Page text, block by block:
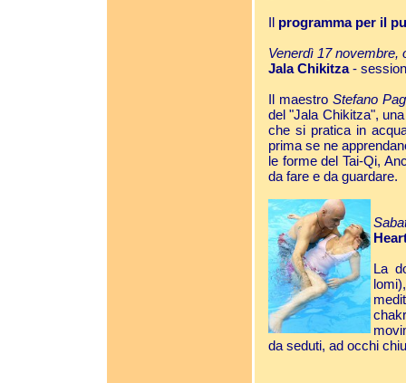
Il programma per il
Venerdì 17 novembre,
Jala Chikitza-
Il maestro Stefano
del "Jala Chikitza",
che si pratica in
prima se ne
le forme del Tai-Qi,
da fare e da guardare.
La
da seduti, ad occhi